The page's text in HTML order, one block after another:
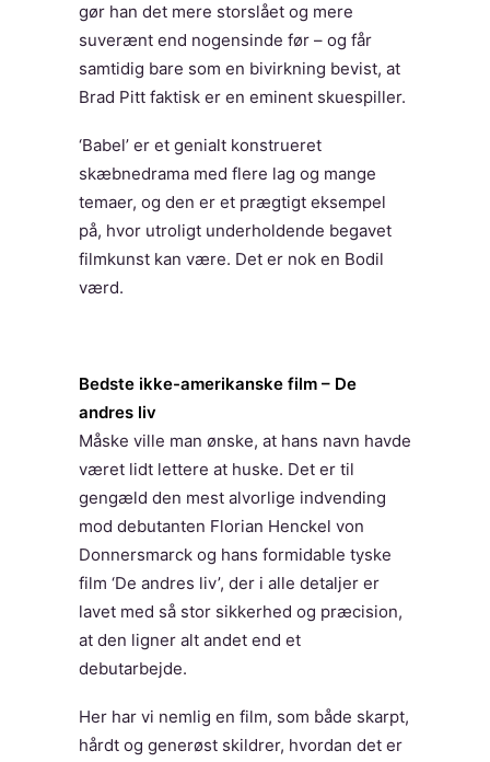
gør han det mere storslået og mere
suverænt end nogensinde før – og får
samtidig bare som en bivirkning bevist, at
Brad Pitt faktisk er en eminent skuespiller.
‘Babel’ er et genialt konstrueret
skæbnedrama med flere lag og mange
temaer, og den er et prægtigt eksempel
på, hvor utroligt underholdende begavet
filmkunst kan være. Det er nok en Bodil
værd.
Bedste ikke-amerikanske film – De
andres liv
Måske ville man ønske, at hans navn havde
været lidt lettere at huske. Det er til
gengæld den mest alvorlige indvending
mod debutanten Florian Henckel von
Donnersmarck og hans formidable tyske
film ‘De andres liv’, der i alle detaljer er
lavet med så stor sikkerhed og præcision,
at den ligner alt andet end et
debutarbejde.
Her har vi nemlig en film, som både skarpt,
hårdt og generøst skildrer, hvordan det er